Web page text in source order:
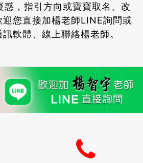
惑，指引方向或寶寶取名、改
迎您直接加楊老師LINE詢問或
軟體、線上聯絡楊老師。